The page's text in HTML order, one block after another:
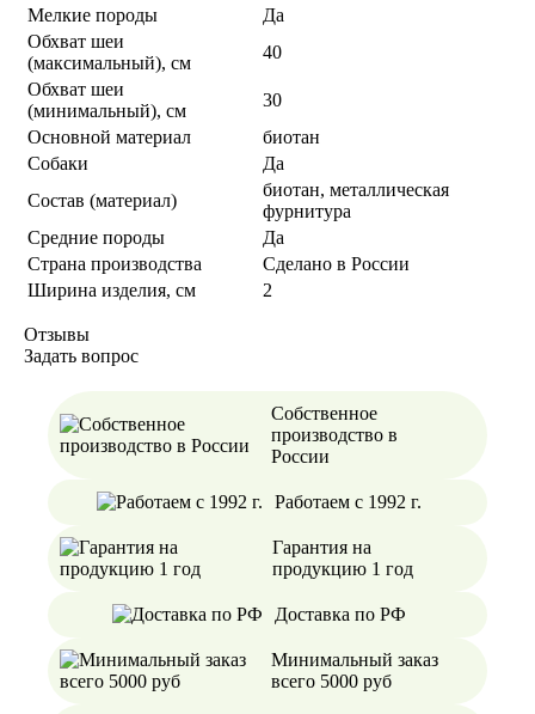
Мелкие породы
Да
Обхват шеи
(максимальный), см
40
Обхват шеи
(минимальный), см
30
Основной материал
биотан
Собаки
Да
Состав (материал)
биотан, металлическая
фурнитура
Средние породы
Да
Страна производства
Сделано в России
Ширина изделия, см
2
Отзывы
Задать вопрос
Собственное
производство в
России
Работаем с 1992 г.
Гарантия на
продукцию 1 год
Доставка по РФ
Минимальный заказ
всего 5000 руб